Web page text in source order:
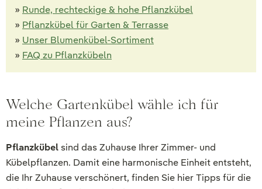
» Runde, rechteckige & hohe Pflanzkübel
» Pflanzkübel für Garten & Terrasse
» Unser Blumenkübel-Sortiment
» FAQ zu Pflanzkübeln
Welche Gartenkübel wähle ich für
meine Pflanzen aus?
Pflanzkübelsind das Zuhause Ihrer Zimmer- und
Kübelpflanzen. Damit eine harmonische Einheit entsteht,
die Ihr Zuhause verschönert, finden Sie hier Tipps für die